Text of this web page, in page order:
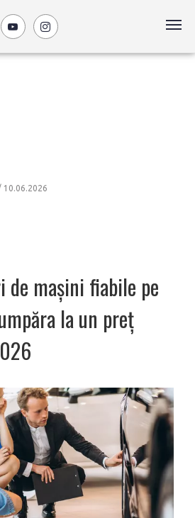
10.06.2026
de mașini fiabile pe
la un preț